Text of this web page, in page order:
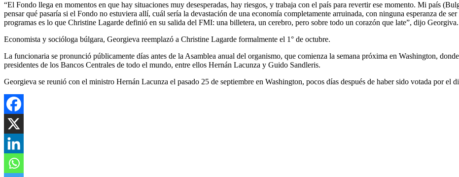
“El Fondo llega en momentos en que hay situaciones muy desesperadas, hay riesgos, y trabaja con el país para revertir ese momento. Mi país
pensar qué pasaría si el Fondo no estuviera allí, cuál sería la devastación de una economía completamente arruinada, con ninguna esperanza de
programas es lo que Christine Lagarde definió en su salida del FMI: una billetera, un cerebro, pero sobre todo un corazón que late”, dijo Georgiva.
Economista y socióloga búlgara, Georgieva reemplazó a Christine Lagarde formalmente el 1° de octubre.
La funcionaria se pronunció públicamente días antes de la Asamblea anual del organismo, que comienza la semana próxima en Washington,
presidentes de los Bancos Centrales de todo el mundo, entre ellos Hernán Lacunza y Guido Sandleris.
Georgieva se reunió con el ministro Hernán Lacunza el pasado 25 de septiembre en Washington, pocos días después de haber sido votada por el